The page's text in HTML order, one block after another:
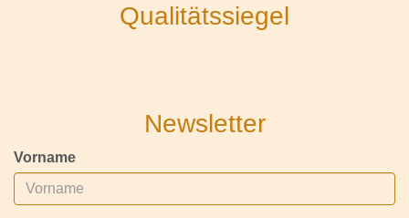
Qualitätssiegel
Newsletter
Vorname